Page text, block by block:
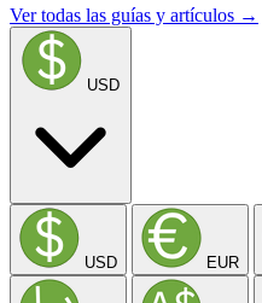
Ver todas las guías y artículos →
USD
USD EUR